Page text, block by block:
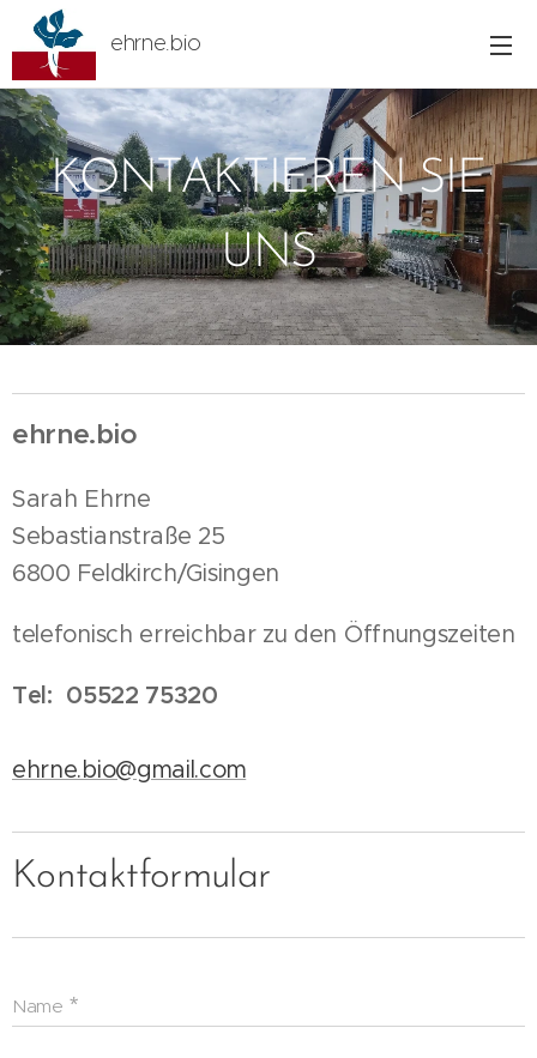
ehrne.bio
KONTAKTIEREN SIE
UNS
ehrne.bio
Sarah Ehrne
Sebastianstraße 25
6800 Feldkirch/Gisingen
telefonisch erreichbar zu den Öffnungszeiten
Tel: 05522 75320
ehrne.bio@gmail.com
Kontaktformular
Name